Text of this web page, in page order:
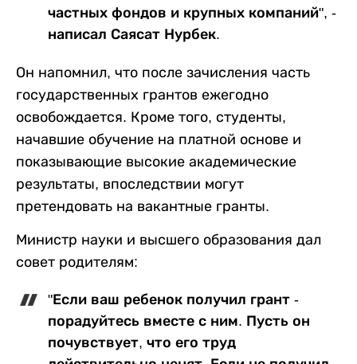
частных фондов и крупных компаний", -
написал Саясат Нурбек.
Он напомнил, что после зачисления часть
государственных грантов ежегодно
освобождается. Кроме того, студенты,
начавшие обучение на платной основе и
показывающие высокие академические
результаты, впоследствии могут
претендовать на вакантные гранты.
Министр науки и высшего образования дал
совет родителям:
"Если ваш ребенок получил грант -
порадуйтесь вместе с ним. Пусть он
почувствует, что его труд